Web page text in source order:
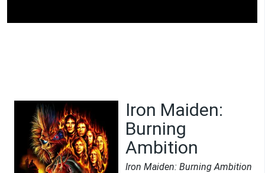
Iron Maiden:
Burning
Ambition
Iron Maiden: Burning Ambition